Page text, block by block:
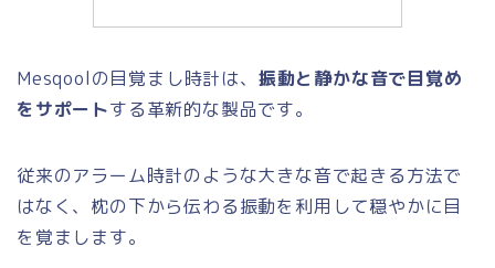
Mesqoolの目覚まし時計は、 振動と静かな音で目覚め
をサポートする革新的な製品です。
従来のアラーム時計のような大きな音で起きる方法で
はなく、枕の下から伝わる振動を利用して穏やかに目
を覚まします。